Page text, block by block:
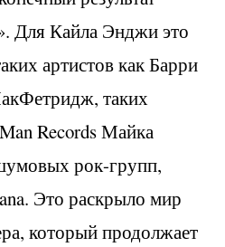
Для Кайла Энджи это
артистов как Барри
таких
Records Майка
рок-групп,
Это раскрыло мир
который продолжает